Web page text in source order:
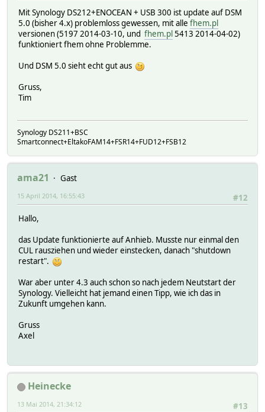
Mit Synology DS212+ENOCEAN + USB 300 ist update auf DSM
5.0 (bisher 4.x) problemloss gewessen, mit alle fhem.pl
versionen (5197 2014-03-10, und fhem.pl5413 2014-04-02)
funktioniert fhem ohne Problemme.
Und DSM 5.0 sieht echt gut aus
Gruss,
Tim
Synology DS211+BSC
Smartconnect+EltakoFAM14+FSR14+FUD12+FSB12
ama21
Gast
#12
15 April 2014, 16:55:43
Hallo,
das Update funktionierte auf Anhieb. Musste nur einmal den
CUL rausziehen und wieder einstecken, danach "shutdown
restart".
War aber unter 4.3 auch schon so nach jedem Neutstart der
Synology. Vielleicht hat jemand einen Tipp, wie ich das in
Zukunft umgehen kann.
Gruss
Axel
Heinecke
#13
13 Mai 2014, 21:34:12